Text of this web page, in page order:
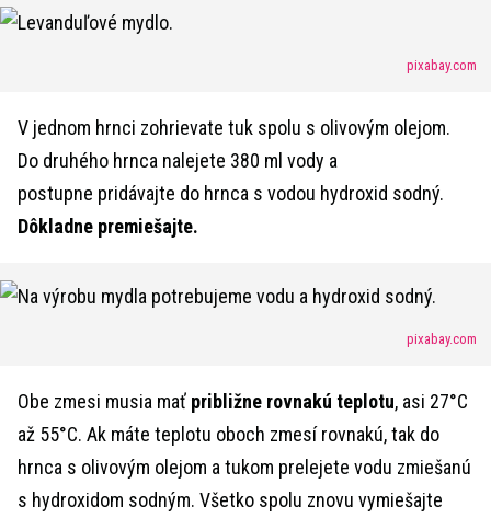
pixabay.com
V jednom hrnci zohrievate tuk spolu s olivovým olejom.
Do druhého hrnca nalejete 380 ml vody a
postupne pridávajte do hrnca s vodou hydroxid sodný.
Dôkladne premiešajte.
pixabay.com
Obe zmesi musia mať približne rovnakú teplotu, asi 27°C
až 55°C. Ak máte teplotu oboch zmesí rovnakú, tak do
hrnca s olivovým olejom a tukom prelejete vodu zmiešanú
s hydroxidom sodným. Všetko spolu znovu vymiešajte